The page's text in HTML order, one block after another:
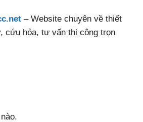
– Website chuyên về thiết
cứu hỏa, tư vấn thi công trọn